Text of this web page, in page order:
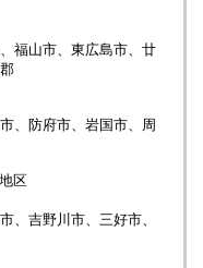
福山市、東広島市、廿
、防府市、岩国市、周
区
、吉野川市、三好市、